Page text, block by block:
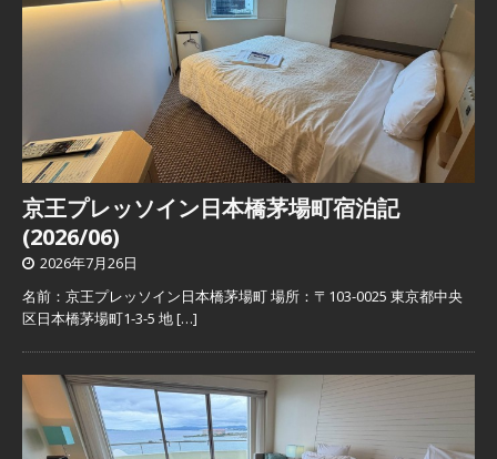
京王プレッソイン日本橋茅場町宿泊記
(2026/06)
2026年7月26日
名前：京王プレッソイン日本橋茅場町 場所：〒103-0025 東京都中央
区日本橋茅場町1-3-5 地[…]